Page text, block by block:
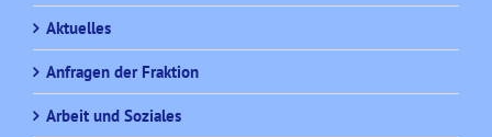
Aktuelles
Anfragen der Fraktion
Arbeit und Soziales